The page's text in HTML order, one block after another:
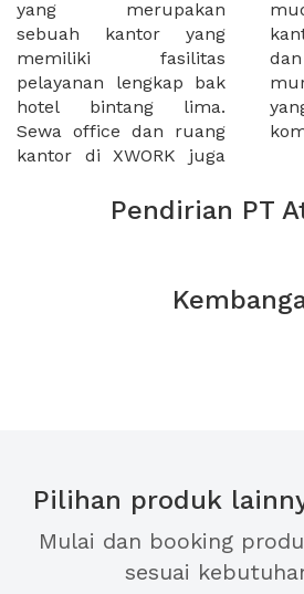
yang merupakan
sebuah kantor yang
memiliki fasilitas
pelayanan lengkap bak
hotel bintang lima.
Sewa office dan ruang
kantor di XWORK juga
mudah untuk sewa
kantor terbaik Anda,
dan juga sewa kantor
murah karena harga
yang kami miliki sangat
Pendirian PT
Pilihan produk
Mulai dan booking
sesuai